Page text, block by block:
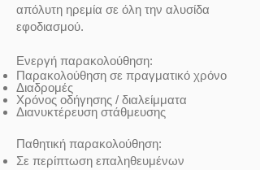
απόλυτη ηρεμία σε όλη την αλυσίδα
εφοδιασμού.
Ενεργή παρακολούθηση:
Παρακολούθηση σε πραγματικό χρόνο
Διαδρομές
Χρόνος οδήγησης / διαλείμματα
Διανυκτέρευση στάθμευσης
Παθητική παρακολούθηση:
Σε περίπτωση επαληθευμένων